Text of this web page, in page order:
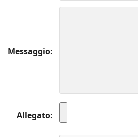
Messaggio
Allegato